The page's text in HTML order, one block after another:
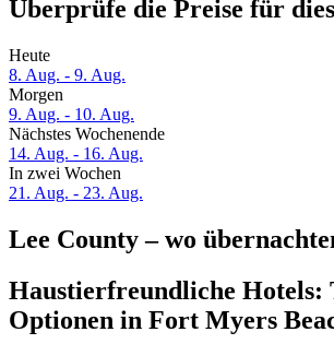
Überprüfe die Preise für
Heute
8. Aug. - 9. Aug.
Morgen
9. Aug. - 10. Aug.
Nächstes Wochenende
14. Aug. - 16. Aug.
In zwei Wochen
21. Aug. - 23. Aug.
Lee County – wo
Haustierfreundliche Hotels:
Optionen in Fort Myers